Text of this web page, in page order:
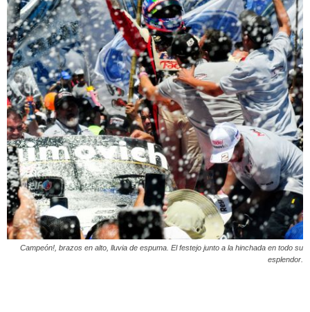
Campeón!, brazos en alto, lluvia de espuma. El festejo junto a la hinchada en todo su
esplendor.